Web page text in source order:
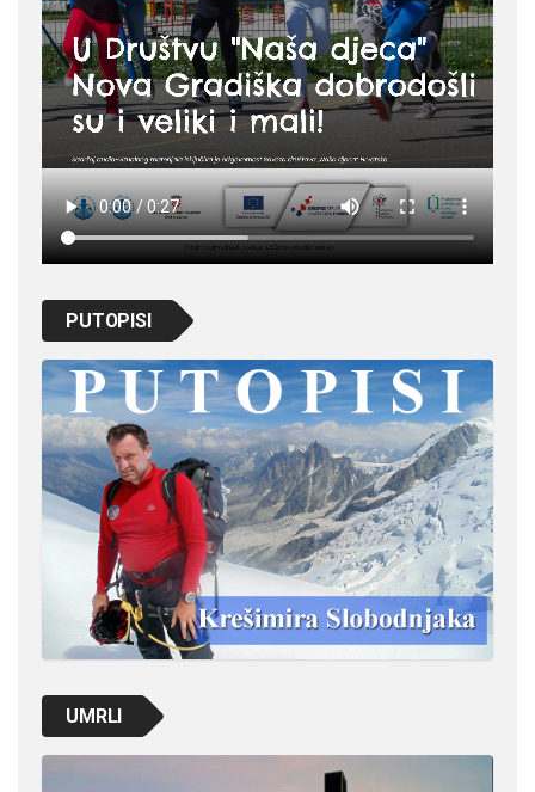
PUTOPISI
UMRLI